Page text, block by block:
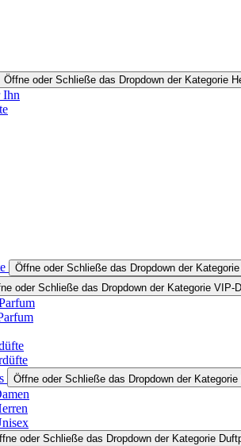
Öffne oder Schließe das Dropdown der Kategorie
Ihn
Öffne oder Schließe das Dropdown der
oder Schließe das Dropdown der Kategorie VIP-
Öffne oder Schließe das Dropdown der
oder Schließe das Dropdown der Kategorie